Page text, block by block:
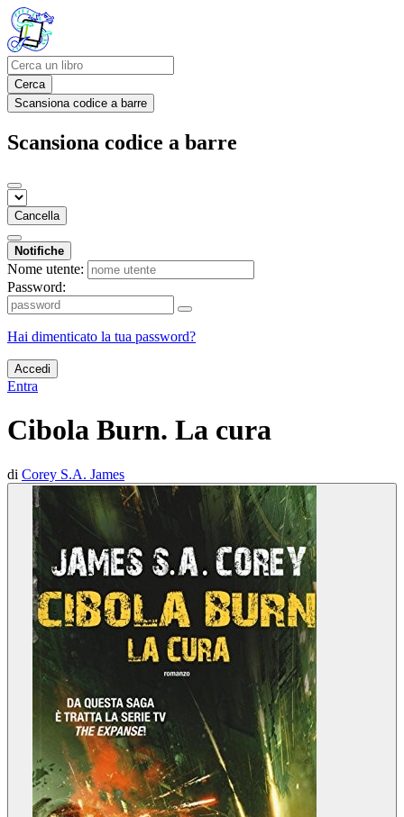
Cerca
Scansiona codice a barre
Scansiona codice a barre
Cancella
Notifiche
Nome utente:
Password:
Hai dimenticato la tua password?
Accedi
Entra
Cibola Burn. La cura
di Corey S.A. James